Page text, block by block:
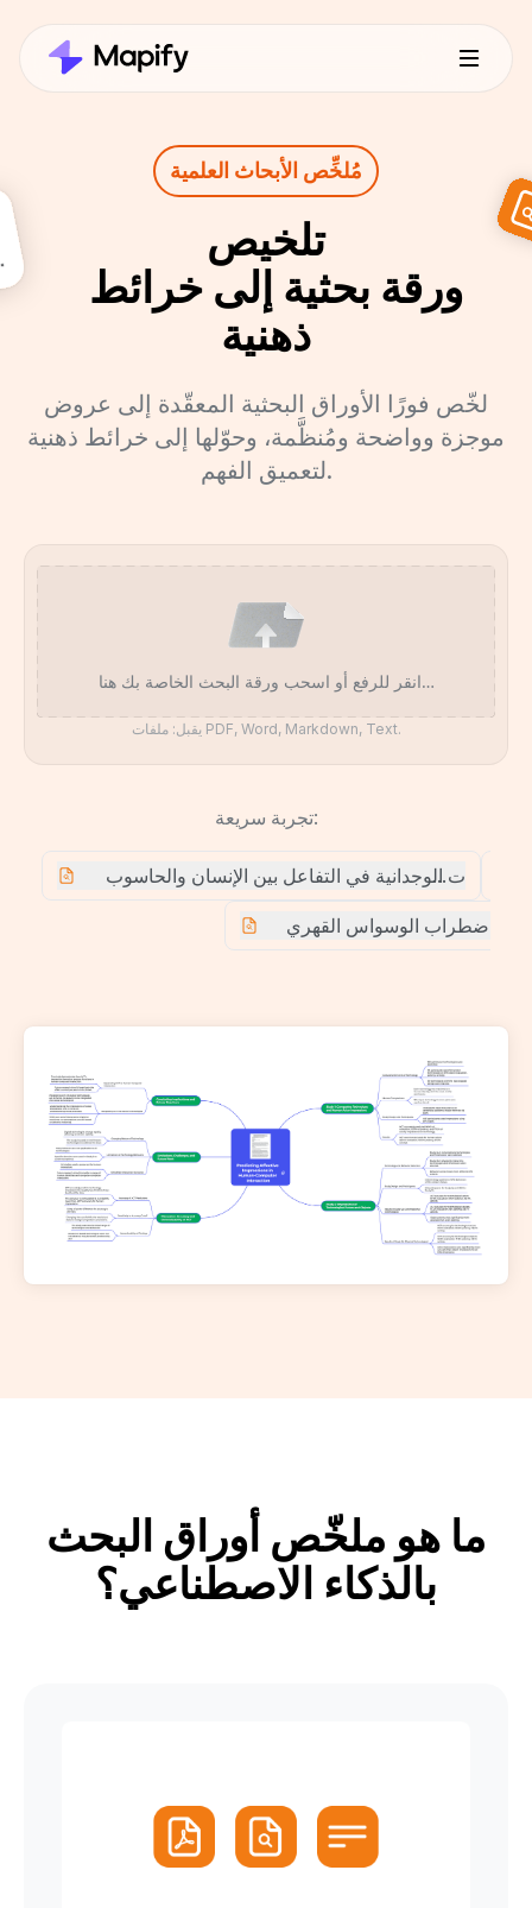
مُلخِّص الأبحاث العلمية
تلخيص
ذهنية
لخّص فورًا الأوراق البحثية المعقّدة إلى عروض
موجزة وواضحة ومُنظَّمة، وحوّلها إلى خرائط ذهنية
لتعميق الفهم.
انقر للرفع أو اسحب ورقة البحث الخاصة بك هنا…
يقبل: ملفات PDF, Word, Markdown, Text.
تجربة سريعة:
بالانطباعات الوجدانية في التفاعل بين الإنسان والحاسوب
في اضطراب الوسواس القهري
ما هو ملخّص أوراق البحث
بالذكاء الاصطناعي؟